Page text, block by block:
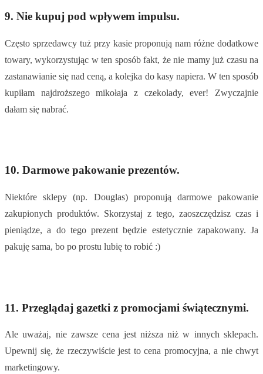
9. Nie kupuj pod wpływem impulsu.
Często sprzedawcy tuż przy kasie proponują nam różne dodatkowe
towary, wykorzystując w ten sposób fakt, że nie mamy już czasu na
zastanawianie się nad ceną, a kolejka do kasy napiera. W ten sposób
kupiłam najdroższego mikołaja z czekolady, ever! Zwyczajnie
dałam się nabrać.
10. Darmowe pakowanie prezentów.
Niektóre sklepy (np. Douglas) proponują darmowe pakowanie
zakupionych produktów. Skorzystaj z tego, zaoszczędzisz czas i
pieniądze, a do tego prezent będzie estetycznie zapakowany. Ja
pakuję sama, bo po prostu lubię to robić :)
11. Przeglądaj gazetki z promocjami świątecznymi.
Ale uważaj, nie zawsze cena jest niższa niż w innych sklepach.
Upewnij się, że rzeczywiście jest to cena promocyjna, a nie chwyt
marketingowy.